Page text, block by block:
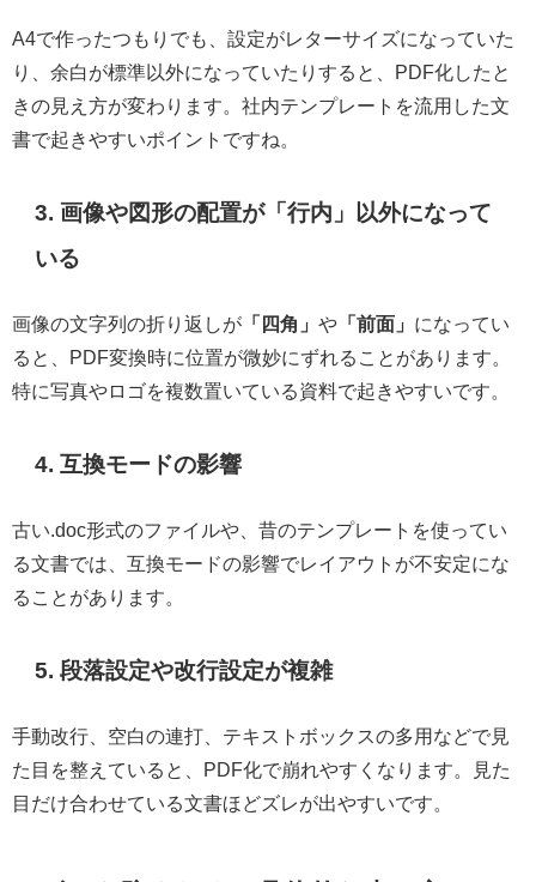
A4で作ったつもりでも、設定がレターサイズになっていた
り、余白が標準以外になっていたりすると、PDF化したと
きの見え方が変わります。社内テンプレートを流用した文
書で起きやすいポイントですね。
3. 画像や図形の配置が「行内」以外になって
いる
画像の文字列の折り返しが 「四角」 や 「前面」 になってい
ると、PDF変換時に位置が微妙にずれることがあります。
特に写真やロゴを複数置いている資料で起きやすいです。
4. 互換モードの影響
古い.doc形式のファイルや、昔のテンプレートを使ってい
る文書では、互換モードの影響でレイアウトが不安定にな
ることがあります。
5. 段落設定や改行設定が複雑
手動改行、空白の連打、テキストボックスの多用などで見
た目を整えていると、PDF化で崩れやすくなります。見た
目だけ合わせている文書ほどズレが出やすいです。